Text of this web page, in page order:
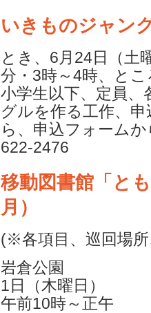
いきものジャン
とき、6月24日（土
分・3時～4時、と
小学生以下、定員
グルを作る工作、
ら、申込フォーム
622-2476
移動図書館「と
月）
(※各項目、巡回場
岩倉公園
1日（木曜日）
午前10時～正午